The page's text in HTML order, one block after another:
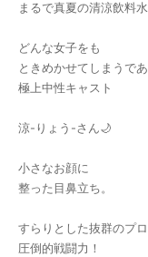
まるで真夏の清涼飲料水
どんな女子をも
ときめかせてしまうで
極上中性キャスト
涼-りょう-さん🌙
小さなお顔に
整った目鼻立ち。
すらりとした抜群のプ
圧倒的戦闘力！